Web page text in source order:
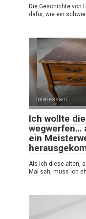
Die Geschichte von
dafür, wie ein
Interessant
Ich wollte
wegwerfen…
ein
Als ich diese alten,
Mal sah, muss ich